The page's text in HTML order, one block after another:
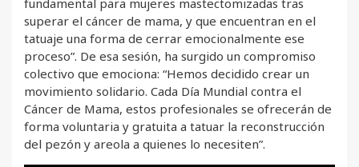
superar el cáncer de mama, y que encuentran en el
tatuaje una forma de cerrar emocionalmente ese
proceso”. De esa sesión, ha surgido un compromiso
colectivo que emociona: “Hemos decidido crear un
movimiento solidario. Cada Día Mundial contra el
Cáncer de Mama, estos profesionales se ofrecerán de
forma voluntaria y gratuita a tatuar la reconstrucción
del pezón y areola a quienes lo necesiten”.